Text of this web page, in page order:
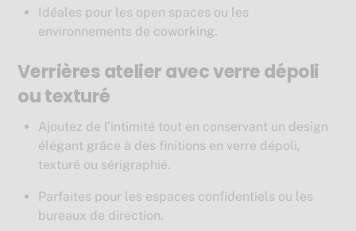
Idéales pour les open spaces ou les
environnements de coworking.
Verrières atelier avec verre dépoli
ou texturé
Ajoutez de l’intimité tout en conservant un design
élégant grâce à des finitions en verre dépoli,
texturé ou sérigraphié.
Parfaites pour les espaces confidentiels ou les
bureaux de direction.